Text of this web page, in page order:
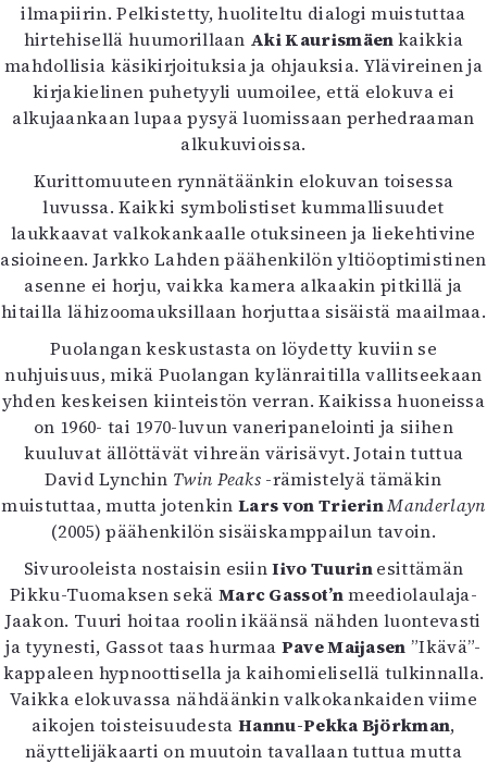
ilmapiirin. Pelkistetty, huoliteltu dialogi muistuttaa
hirtehisellä huumorillaan Aki Kaurismäenkaikkia
mahdollisia käsikirjoituksia ja ohjauksia. Ylävireinen ja
kirjakielinen puhetyyli uumoilee, että elokuva ei
alkujaankaan lupaa pysyä luomissaan perhedraaman
alkukuvioissa.
Kurittomuuteen rynnätäänkin elokuvan toisessa
luvussa. Kaikki symbolistiset kummallisuudet
laukkaavat valkokankaalle otuksineen ja liekehtivine
asioineen. Jarkko Lahden päähenkilön yltiöoptimistinen
asenne ei horju, vaikka kamera alkaakin pitkillä ja
hitailla lähizoomauksillaan horjuttaa sisäistä maailmaa.
Puolangan keskustasta on löydetty kuviin se
nuhjuisuus, mikä Puolangan kylänraitilla vallitseekaan
yhden keskeisen kiinteistön verran. Kaikissa huoneissa
on 1960- tai 1970-luvun vaneripanelointi ja siihen
kuuluvat ällöttävät vihreän värisävyt. Jotain tuttua
David Lynchin Twin Peaks -rämistelyä tämäkin
muistuttaa, mutta jotenkin Lars von TrierinManderlayn
(2005) päähenkilön sisäiskamppailun tavoin.
Sivurooleista nostaisin esiinIivo Tuurinesittämän
Pikku-Tuomaksen sekä Marc Gassot’nmeediolaulaja-
Jaakon. Tuuri hoitaa roolin ikäänsä nähden luontevasti
ja tyynesti, Gassot taas hurmaa Pave Maijasen ”Ikävä”-
kappaleen hypnoottisella ja kaihomielisellä tulkinnalla.
Vaikka elokuvassa nähdäänkin valkokankaiden viime
aikojen toisteisuudesta Hannu-Pekka Björkman,
näyttelijäkaarti on muutoin tavallaan tuttua mutta